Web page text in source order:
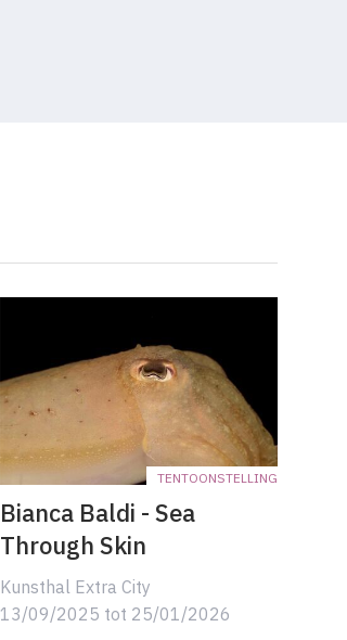
TENTOONSTELLING
Bianca Baldi - Sea
Through Skin
Kunsthal Extra City
13/09/2025 tot 25/01/2026